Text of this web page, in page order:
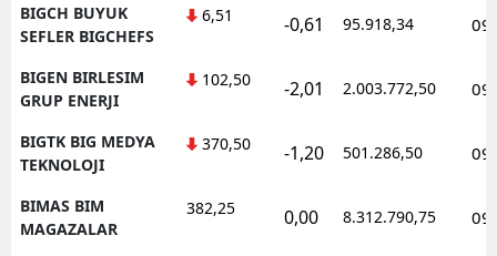
BIGCH BUYUK
SEFLER BIGCHEFS
6,51 -0,61 95.918,34
BIGEN BIRLESIM
GRUP ENERJI
102,50 -2,01 2.003.772,50
BIGTK BIG MEDYA
TEKNOLOJI
370,50 -1,20 501.286,50
BIMAS BIM
MAGAZALAR
382,25 0,00 8.312.790,75